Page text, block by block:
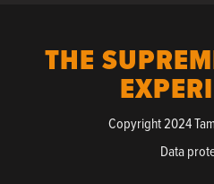
THE
Copyright 2024
Data